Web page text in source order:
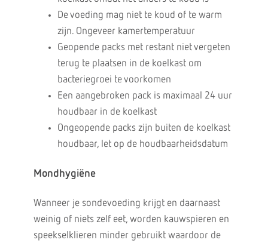
De voeding mag niet te koud of te warm
zijn. Ongeveer kamertemperatuur
Geopende packs met restant niet vergeten
terug te plaatsen in de koelkast om
bacteriegroei te voorkomen
Een aangebroken pack is maximaal 24 uur
houdbaar in de koelkast
Ongeopende packs zijn buiten de koelkast
houdbaar, let op de houdbaarheidsdatum
Mondhygiëne
Wanneer je sondevoeding krijgt en daarnaast
weinig of niets zelf eet, worden kauwspieren en
speekselklieren minder gebruikt waardoor de